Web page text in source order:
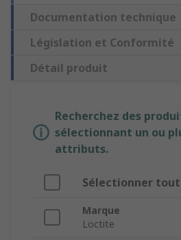
Documentation technique
Législation et Conformité
Détail produit
Recherchez des
sélectionnant un ou
attributs.
Sélectionner tout
Marque
Loctite